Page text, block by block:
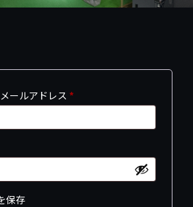
ールアドレス *必
保存